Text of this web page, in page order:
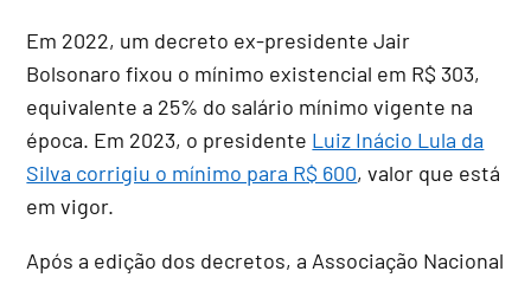
Em 2022, um decreto ex-presidente Jair
Bolsonaro fixou o mínimo existencial em R$ 303,
equivalente a 25% do salário mínimo vigente na
época. Em 2023, o presidente Luiz Inácio Lula da
Silva corrigiu o mínimo para R$ 600, valor que está
em vigor.
Após a edição dos decretos, a Associação Nacional